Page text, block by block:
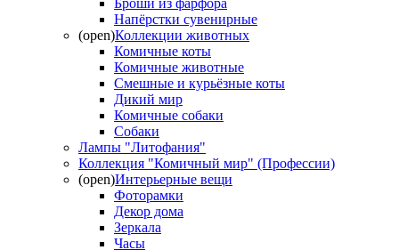
Броши из фарфора
Напёрстки сувенирные
(open)Коллекции животных
Комичные коты
Комичные животные
Смешные и курьёзные коты
Дикий мир
Комичные собаки
Собаки
Лампы "Литофания"
Коллекция "Комичный мир" (Профессии)
(open)Интерьерные вещи
Фоторамки
Декор дома
Зеркала
Часы